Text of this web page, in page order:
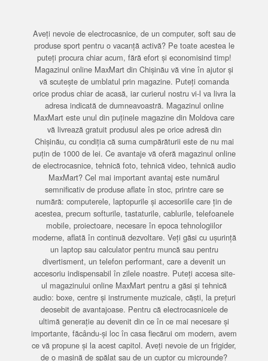
Aveți nevoie de electrocasnice, de un computer, soft sau de
produse sport pentru o vacanță activă? Pe toate acestea le
puteți procura chiar acum, fără efort și economisind timp!
Magazinul online MaxMart din Chișinău vă vine în ajutor și
vă scutește de umblatul prin magazine. Puteți comanda
orice produs chiar de acasă, iar curierul nostru vi-l va livra la
adresa indicată de dumneavoastră. Magazinul online
MaxMart este unul din puținele magazine din Moldova care
vă livrează gratuit produsul ales pe orice adresă din
Chișinău, cu condiția că suma cumpărăturii este de nu mai
puțin de 1000 de lei. Ce avantaje vă oferă magazinul online
de electrocasnice, tehnică foto, tehnică video, tehnică audio
MaxMart? Cel mai important avantaj este numărul
semnificativ de produse aflate în stoc, printre care se
numără: computerele, laptopurile și accesoriile care țin de
acestea, precum softurile, tastaturile, cablurile, telefoanele
mobile, proiectoare, necesare în epoca tehnologiilor
moderne, aflată în continuă dezvoltare. Veți găsi cu ușurință
un laptop sau calculator pentru muncă sau pentru
divertisment, un telefon performant, care a devenit un
accesoriu indispensabil în zilele noastre. Puteți accesa site-
ul magazinului online MaxMart pentru a găsi și tehnică
audio: boxe, centre și instrumente muzicale, căști, la prețuri
deosebit de avantajoase. Pentru că electrocasnicele de
ultimă generație au devenit din ce în ce mai necesare și
importante, făcându-și loc în casa fiecărui om modern, avem
ce vă propune și la acest capitol. Aveți nevoie de un frigider,
de o mașină de spălat sau de un cuptor cu microunde?